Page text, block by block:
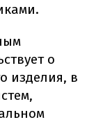
о
изделия, в